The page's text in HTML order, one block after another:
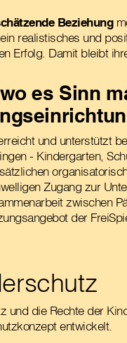
Beziehung
realistisches und
Erfolg. Damit bleibt
es Sinn
und unterstützt
- Kindergarten,
Zugang zur
zwischen
der
und die Rechte der
entwickelt.